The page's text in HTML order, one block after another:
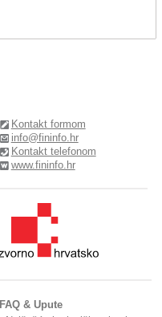
Kontakt formom
info@fininfo.hr
Kontakt telefonom
www.fininfo.hr
FAQ & Upute